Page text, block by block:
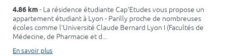
4.86 km- La résidence étudiante Cap’Etudes vous propose un
appartement étudiant à Lyon - Parilly proche de nombreuses
écoles comme l’Université Claude Bernard Lyon I (Facultés de
Médecine, de Pharmacie et d...
En savoir plus